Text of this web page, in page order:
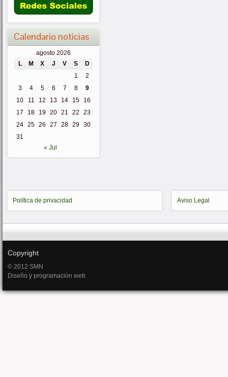
Calendario noticias
agosto 2026
L
M X J V S
D
1
2
3
4 5 6 7 8
9
10
11 12 13 14 15
16
17
18 19 20 21 22
23
24 25 26 27 28 29 30
31
« Jul
Política de privacidad Aviso Legal
Copyright
© 2012 SMN
Diseño y programación web